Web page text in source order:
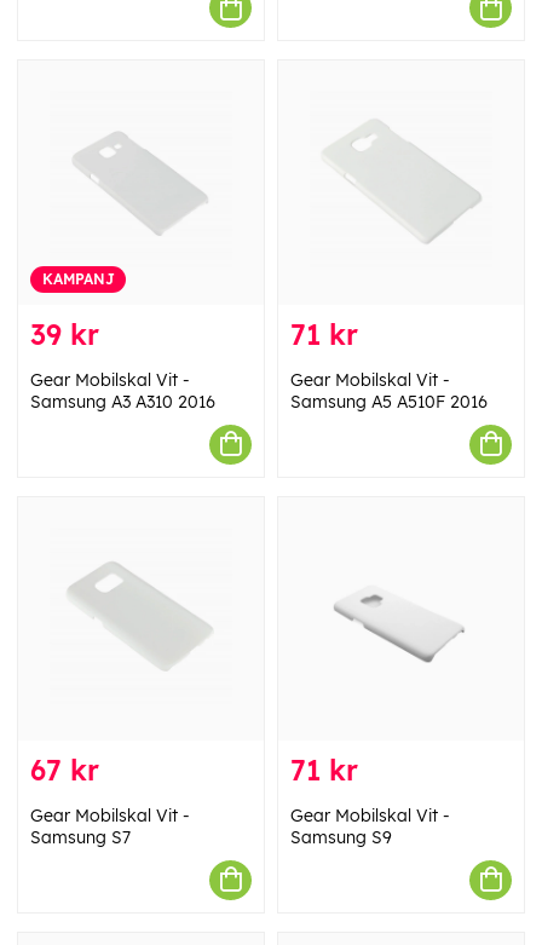
KAMPANJ
39 kr
Gear Mobilskal Vit -
Samsung A3 A310 2016
71 kr
Gear Mobilskal Vit -
Samsung A5 A510F 2016
67 kr
Gear Mobilskal Vit -
Samsung S7
71 kr
Gear Mobilskal Vit -
Samsung S9